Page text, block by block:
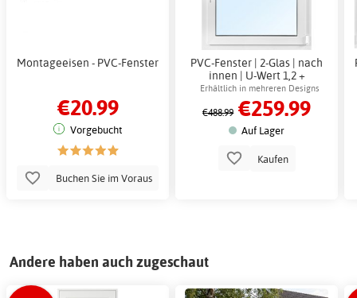
Montageeisen - PVC-Fenster
€20.99
Vorgebucht
Buchen Sie im Voraus
PVC-Fenster | 2-Glas | nach
innen | U-Wert 1,2 +
Antriebsriemen
Erhältlich in mehreren Designs
€488.99 €259.99
Auf Lager
Kaufen
Andere haben auch zugeschaut